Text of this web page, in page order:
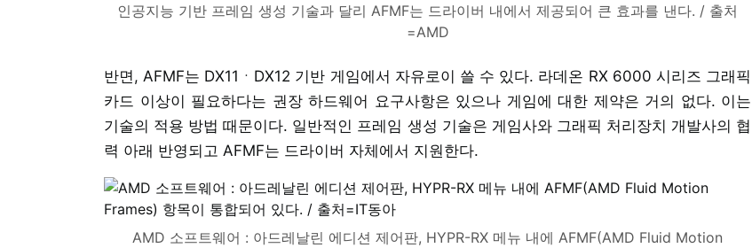
인공지능 기반 프레임 생성 기술과 달리 AFMF는 드라이버 내에서 제공되어 큰 효과를 낸다. / 출처
=AMD
반면, AFMF는 DX11ㆍDX12 기반 게임에서 자유로이 쓸 수 있다. 라데온 RX 6000 시리즈 그래픽
카드 이상이 필요하다는 권장 하드웨어 요구사항은 있으나 게임에 대한 제약은 거의 없다. 이는
기술의 적용 방법 때문이다. 일반적인 프레임 생성 기술은 게임사와 그래픽 처리장치 개발사의 협
력 아래 반영되고 AFMF는 드라이버 자체에서 지원한다.
AMD 소프트웨어 : 아드레날린 에디션 제어판, HYPR-RX 메뉴 내에 AFMF(AMD Fluid Motion